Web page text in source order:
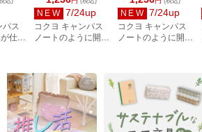
NEW 7/24up
コクヨ キャンパス
ノートのように開く
NEW 7/24up
コクヨ キャンパス
ノートのように開く
パス
仕分